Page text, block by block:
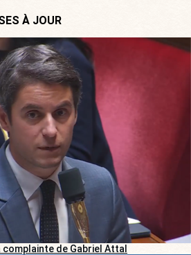
À JOUR
de Gabriel Attal